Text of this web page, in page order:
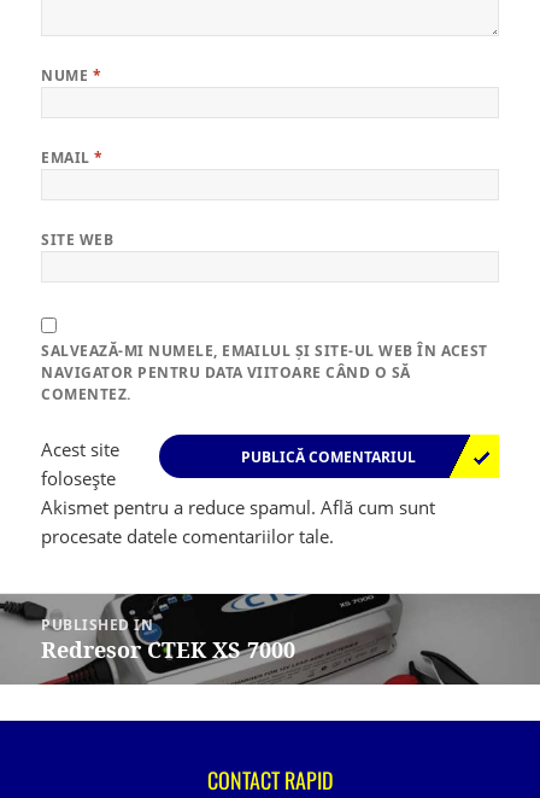
NUME *
EMAIL*
SITE WEB
SALVEAZĂ-MI NUMELE, EMAILUL ȘI SITE-UL WEB ÎN ACEST
NAVIGATOR PENTRU DATA VIITOARE CÂND O SĂ
COMENTEZ.
Acest site
folosește
Akismet pentru a reduce spamul.Află cum sunt
procesate datele comentariilor tale.
Navigare
în
articole
PUBLISHED IN
Redresor CTEK XS 7000
CONTACT RAPID